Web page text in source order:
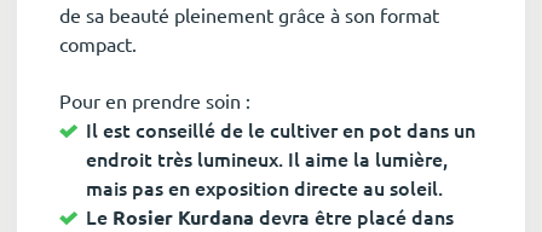
de sa beauté pleinement grâce à son format
compact.
Pour en prendre soin :
Il est conseillé de le cultiver en pot dans un
endroit très lumineux. Il aime la lumière,
mais pas en exposition directe au soleil.
Le Rosier Kurdana devra être placé dans